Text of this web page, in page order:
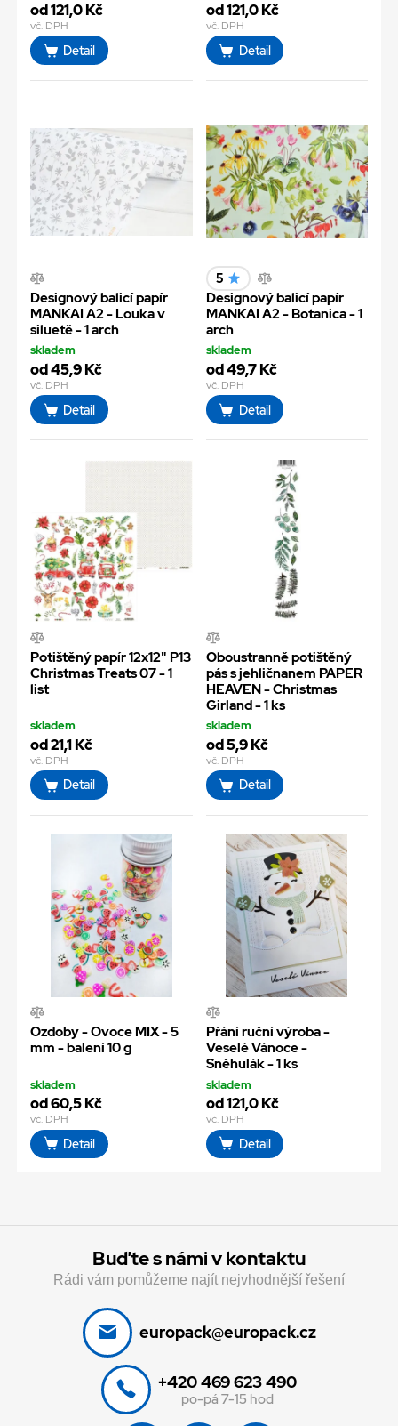
od 121,0 Kč
vč. DPH
Detail
od 121,0 Kč
vč. DPH
Detail
Designový balicí papír
MANKAI A2 - Louka v
siluetě - 1 arch
skladem
od 45,9 Kč
vč. DPH
Detail
5
Designový balicí papír
MANKAI A2 - Botanica - 1
arch
skladem
od 49,7 Kč
vč. DPH
Detail
Potištěný papír 12x12" P13
Christmas Treats 07 - 1
list
skladem
od 21,1 Kč
vč. DPH
Detail
Oboustranně potištěný
pás s jehličnanem PAPER
HEAVEN - Christmas
Girland - 1 ks
skladem
od 5,9 Kč
vč. DPH
Detail
Ozdoby - Ovoce MIX - 5
mm - balení 10 g
skladem
od 60,5 Kč
vč. DPH
Detail
Přání ruční výroba -
Veselé Vánoce -
Sněhulák - 1 ks
skladem
od 121,0 Kč
vč. DPH
Detail
Buďte s námi v kontaktu
Rádi vám pomůžeme najít nejvhodnější řešení
europack@europack.cz
+420 469 623 490
po-pá 7-15 hod